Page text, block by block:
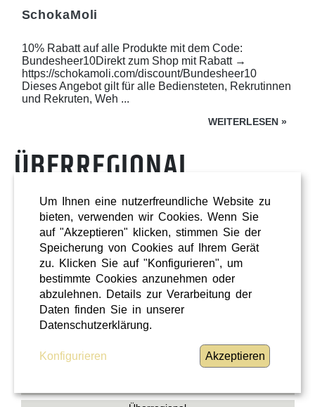
SchokaMoli
10% Rabatt auf alle Produkte mit dem Code:
Bundesheer10Direkt zum Shop mit Rabatt →
https://schokamoli.com/discount/Bundesheer10
Dieses Angebot gilt für alle Bediensteten, Rekrutinnen
und Rekruten, Weh ...
WEITERLESEN »
ÜBERREGIONAL
Um Ihnen eine nutzerfreundliche Website zu
bieten, verwenden wir Cookies. Wenn Sie
auf "Akzeptieren" klicken, stimmen Sie der
Speicherung von Cookies auf Ihrem Gerät
zu. Klicken Sie auf "Konfigurieren", um
bestimmte Cookies anzunehmen oder
abzulehnen. Details zur Verarbeitung der
Daten finden Sie in unserer
Datenschutzerklärung.
Konfigurieren Akzeptieren